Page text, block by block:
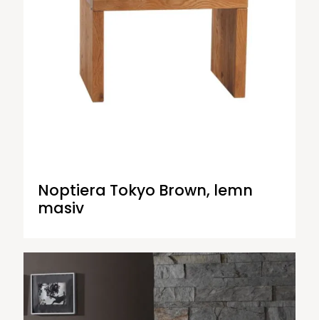
Noptiera Tokyo Brown, lemn
masiv